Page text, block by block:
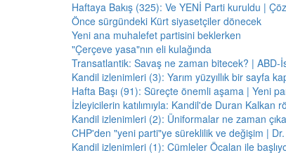
Haftaya Bakış (325): Ve YENİ Parti kuruldu |
Önce sürgündeki Kürt siyasetçiler dönecek
Yeni ana muhalefet partisini beklerken
"Çerçeve yasa"nın eli kulağında
Transatlantik: Savaş ne zaman bitecek? | ABD-
Kandil izlenimleri (3): Yarım yüzyıllık bir sayfa
Hafta Başı (91): Süreçte önemli aşama | Yeni
İzleyicilerin katılımıyla: Kandil'de Duran Kalkan
Kandil izlenimleri (2): Üniformalar ne zaman
CHP'den "yeni parti"ye süreklilik ve değişim |
Kandil izlenimleri (1): Cümleler Öcalan ile